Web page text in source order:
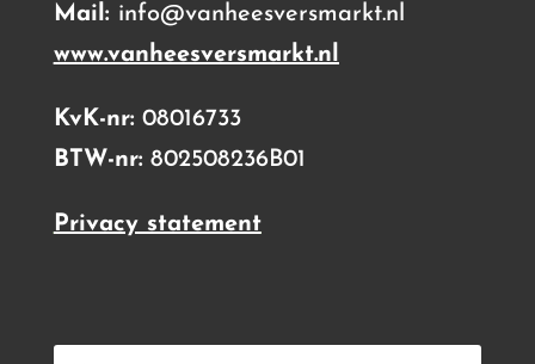
Mail: info@vanheesversmarkt.nl
www.vanheesversmarkt.nl
KvK-nr: 08016733
BTW-nr: 802508236B01
Privacy statement